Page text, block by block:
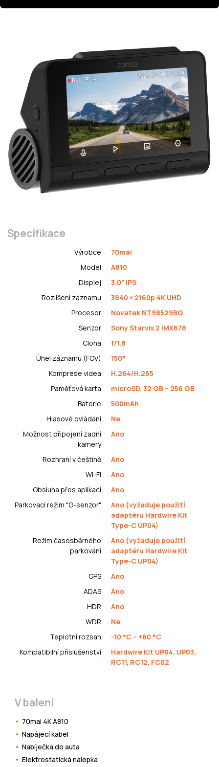
Specifikace
Výrobce
70mai
Model
A810
Displej
3.0" IPS
Rozlišení záznamu
3840 × 2160p 4K UHD
Procesor
Novatek NT98529BG
Senzor
Sony Starvis 2 IMX678
Clona
f/1.8
Úhel záznamu (FOV)
150°
Komprese videa
H.264/H.265
Paměťová karta
microSD, 32 GB – 256 GB
Baterie
500mAh
Hlasové ovládání
Ne
Možnost připojení zadní
kamery
Ano
Rozhraní v češtině
Ano
Wi-Fi
Ano
Obsluha přes aplikaci
Ano
Parkovací režim "G-senzor"
Ano (vyžaduje použití
adaptéru Hardwire Kit
Type-C UP04)
Režim časosběrného
parkování
Ano (vyžaduje použití
adaptéru Hardwire Kit
Type-C UP04)
GPS
Ano
ADAS
Ano
HDR
Ano
WDR
Ne
Teplotní rozsah
-10 °C – +60 °C
Kompatibilní příslušenství
Hardwire Kit UP04, UP03,
RC11, RC12, FC02
V balení
70mai 4K A810
Napájecí kabel
Nabíječka do auta
Elektrostatická nálepka